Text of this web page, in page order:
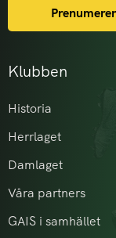
Klubben
Historia
Herrlaget
Damlaget
Våra partners
GAIS i samhället